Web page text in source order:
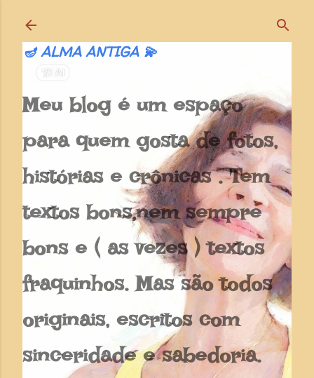
🪔 ALMA ANTIGA 💫
Meu blog é um espaço
para quem gosta de fotos,
histórias e crônicas . Tem
textos bons,nem sempre
bons e ( as vezes ) textos
fraquinhos. Mas são todos
originais, escritos com
sinceridade e sabedoria.